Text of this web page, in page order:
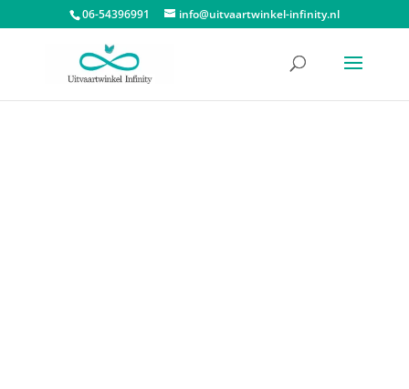
06-54396991 info@uitvaartwinkel-infinity.nl
Assieraden/Asbedels